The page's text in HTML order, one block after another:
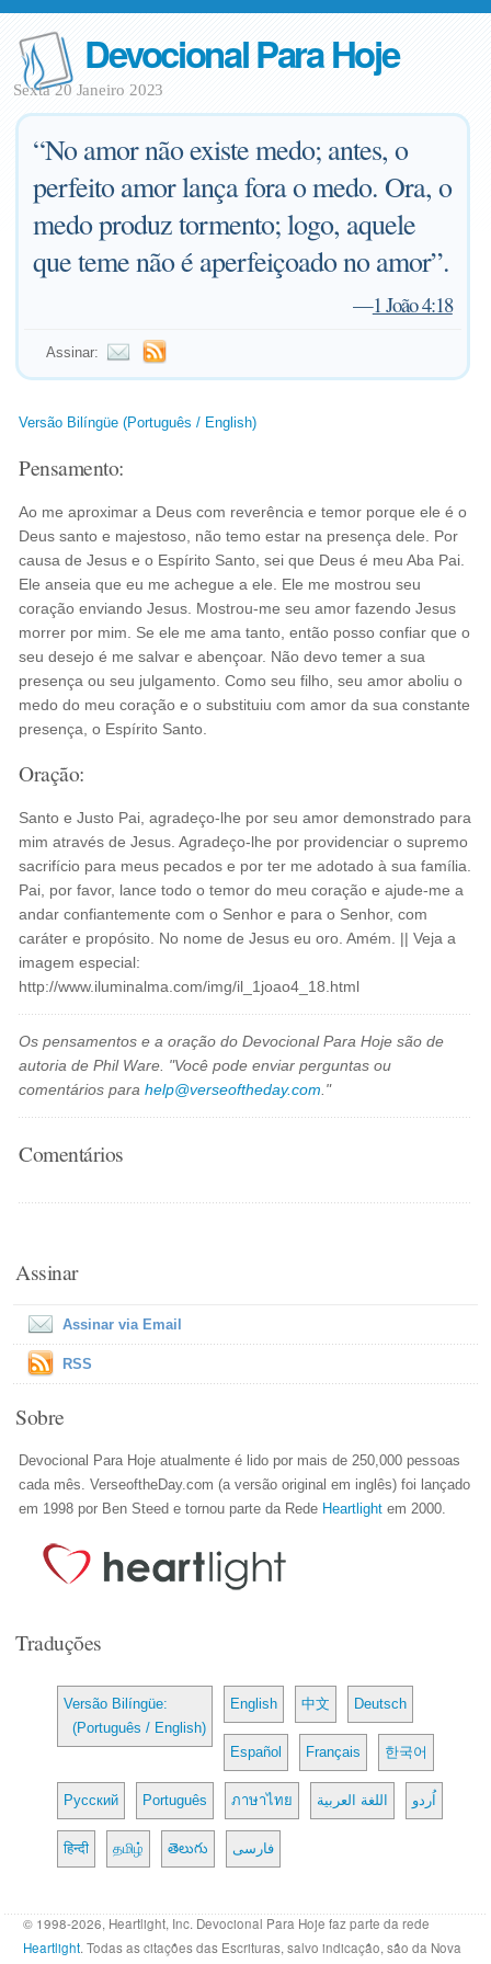
Devocional Para Hoje
Sexta 20 Janeiro 2023
“No amor não existe medo; antes, o
perfeito amor lança fora o medo. Ora, o
medo produz tormento; logo, aquele
que teme não é aperfeiçoado no amor”.
—1 João 4:18
Assinar:
Versão Bilíngüe (Português / English)
Pensamento:
Ao me aproximar a Deus com reverência e temor porque ele é o
Deus santo e majestoso, não temo estar na presença dele. Por
causa de Jesus e o Espírito Santo, sei que Deus é meu Aba Pai.
Ele anseia que eu me achegue a ele. Ele me mostrou seu
coração enviando Jesus. Mostrou-me seu amor fazendo Jesus
morrer por mim. Se ele me ama tanto, então posso confiar que o
seu desejo é me salvar e abençoar. Não devo temer a sua
presença ou seu julgamento. Como seu filho, seu amor aboliu o
medo do meu coração e o substituiu com amor da sua constante
presença, o Espírito Santo.
Oração:
Santo e Justo Pai, agradeço-lhe por seu amor demonstrado para
mim através de Jesus. Agradeço-lhe por providenciar o supremo
sacrifício para meus pecados e por ter me adotado à sua família.
Pai, por favor, lance todo o temor do meu coração e ajude-me a
andar confiantemente com o Senhor e para o Senhor, com
caráter e propósito. No nome de Jesus eu oro. Amém. || Veja a
imagem especial:
http://www.iluminalma.com/img/il_1joao4_18.html
Os pensamentos e a oração do Devocional Para Hoje são de
autoria de Phil Ware. "Você pode enviar perguntas ou
comentários parahelp@verseoftheday.com ."
Comentários
Assinar
Assinar via Email
RSS
Sobre
Devocional Para Hoje atualmente é lido por mais de 250,000 pessoas
cada mês. VerseoftheDay.com (a versão original em inglês) foi lançado
em 1998 por Ben Steed e tornou parte da Rede Heartlight em 2000.
Traduções
Versão Bilíngüe:
(Português / English)
English 中文 Deutsch
Español Français 한국어
Русский Português ภาษาไทย اللغة العربية اُردو
हिन्दी தமிழ் తెలుగు فارسی
© 1998-2026, Heartlight, Inc. Devocional Para Hoje faz parte da rede
Heartlight. Todas as citações das Escrituras, salvo indicação, são da Nova